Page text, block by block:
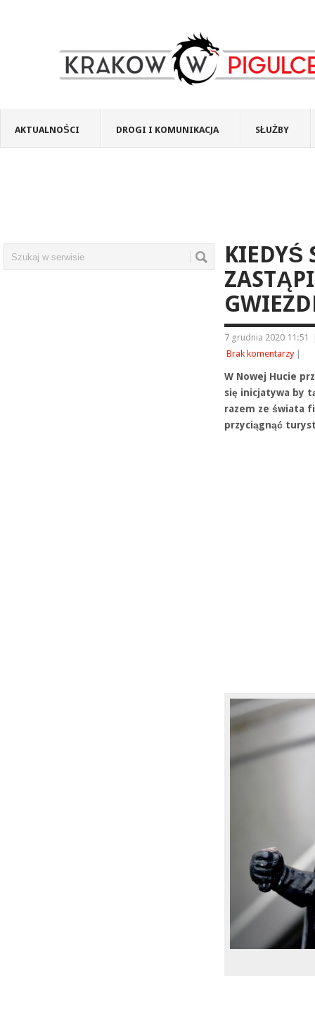
AKTUALNOŚCI DROGI I KOMUNIKACJA SŁUŻBY
KIEDYŚ
7 grudnia 2020 11:51
Brak komentarzy
W Nowej Hucie
się inicjatywa by
razem ze świata
przyciągnąć